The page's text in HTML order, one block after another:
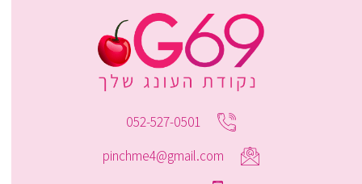
052-527-0501
pinchme4@gmail.com